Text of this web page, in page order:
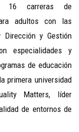
16 carreras de
adultos con las
Dirección y Gestión
especialidades y
de educación
primera universidad
Matters, líder
de entornos de